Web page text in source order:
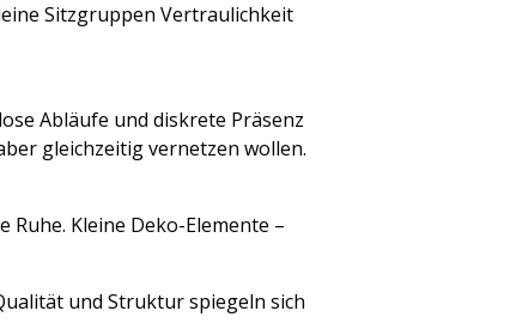
Sitzgruppen Vertraulichkeit
Abläufe und diskrete Präsenz
gleichzeitig vernetzen wollen.
Kleine Deko-Elemente –
und Struktur spiegeln sich